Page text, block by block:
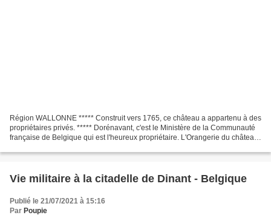
Région WALLONNE ***** Construit vers 1765, ce château a appartenu à des
propriétaires privés. ***** Dorénavant, c'est le Ministère de la Communauté
française de Belgique qui est l'heureux propriétaire. L'Orangerie du château
Vie militaire à la citadelle de Dinant - Belgique
Publié le 21/07/2021 à 15:16
Par Poupie